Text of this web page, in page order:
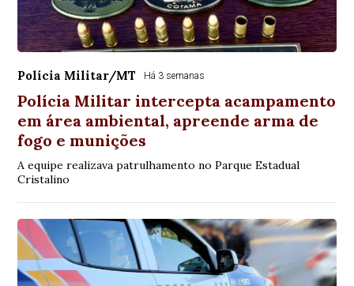
Polícia Militar/MT Há 3 semanas
Polícia Militar intercepta acampamento
em área ambiental, apreende arma de
fogo e munições
A equipe realizava patrulhamento no Parque Estadual
Cristalino